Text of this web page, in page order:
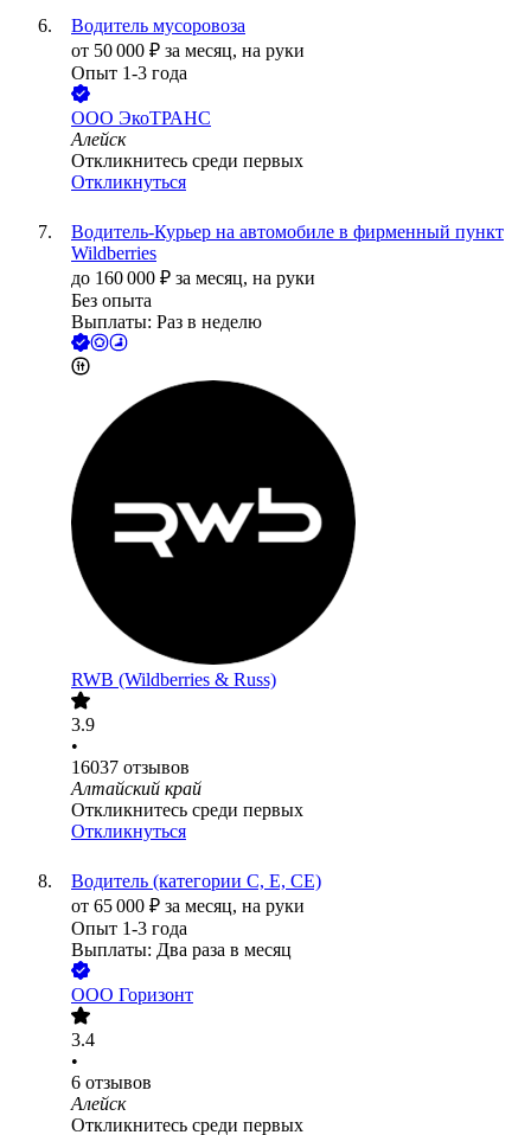
Водитель мусоровоза
от 50 000 ₽ за месяц, на руки
Опыт 1-3 года
ООО ЭкоТРАНС
Алейск
Откликнитесь среди первых
Откликнуться
Водитель-Курьер на автомобиле в фирменный пункт
Wildberries
до 160 000 ₽ за месяц, на руки
Без опыта
Выплаты: Раз в неделю
RWB (Wildberries & Russ)
3.9
•
16037 отзывов
Алтайский край
Откликнитесь среди первых
Откликнуться
Водитель (категории С, Е, СЕ)
от 65 000 ₽ за месяц, на руки
Опыт 1-3 года
Выплаты: Два раза в месяц
ООО Горизонт
3.4
•
6 отзывов
Алейск
Откликнитесь среди первых